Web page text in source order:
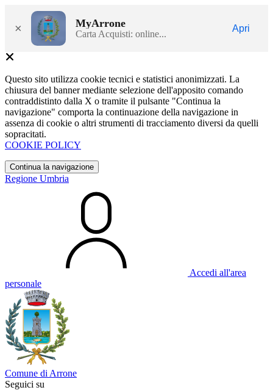
× MyArrone
Carta Acquisti: online...
Apri
Questo sito utilizza cookie tecnici e statistici anonimizzati. La
chiusura del banner mediante selezione dell'apposito comando
contraddistinto dalla X o tramite il pulsante "Continua la
navigazione" comporta la continuazione della navigazione in
assenza di cookie o altri strumenti di tracciamento diversi da quelli
sopracitati.
COOKIE POLICY
Continua la navigazione
Regione Umbria
Accedi all'area
personale
Comune di Arrone
Seguici su